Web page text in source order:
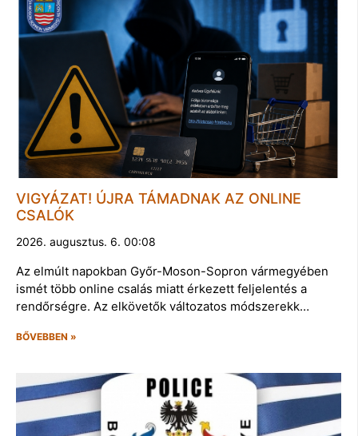
VIGYÁZAT! ÚJRA TÁMADNAK AZ ONLINE
CSALÓK
2026. augusztus. 6. 00:08
Az elmúlt napokban Győr-Moson-Sopron vármegyében
ismét több online csalás miatt érkezett feljelentés a
rendőrségre. Az elkövetők változatos módszerekk…
BŐVEBBEN »